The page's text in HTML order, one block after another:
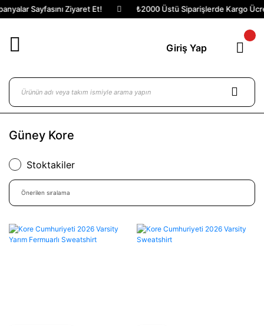
Sayfasını Ziyaret Et! ₺2000 Üstü Siparişlerde Kargo
Giriş Yap
Güney Kore
Stoktakiler